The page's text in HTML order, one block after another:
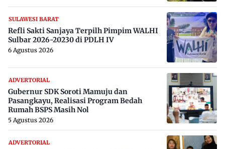
SULAWESI BARAT
Refli Sakti Sanjaya Terpilh Pimpim WALHI
Sulbar 2026-20230 di PDLH IV
6 Agustus 2026
ADVERTORIAL
Gubernur SDK Soroti Mamuju dan
Pasangkayu, Realisasi Program Bedah
Rumah BSPS Masih Nol
5 Agustus 2026
ADVERTORIAL